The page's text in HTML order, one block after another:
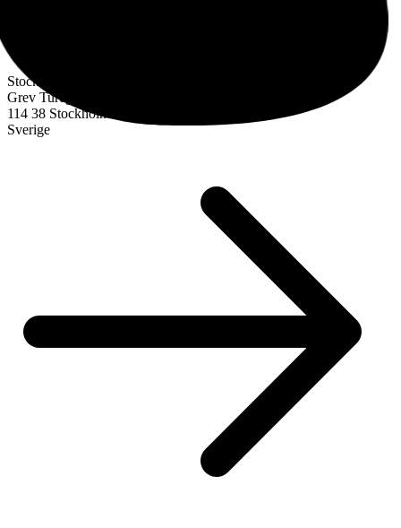
Stockholm
Grev Turegatan 30
114 38 Stockholm
Sverige